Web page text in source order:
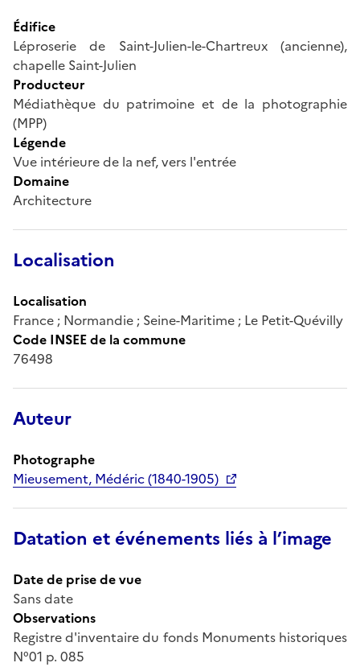
Édifice
Léproserie de Saint-Julien-le-Chartreux (ancienne),
chapelle Saint-Julien
Producteur
Médiathèque du patrimoine et de la photographie
(MPP)
Légende
Vue intérieure de la nef, vers l'entrée
Domaine
Architecture
Localisation
Localisation
France ; Normandie ; Seine-Maritime ; Le Petit-Quévilly
Code INSEE de la commune
76498
Auteur
Photographe
Mieusement, Médéric (1840-1905)
Datation et événements liés à l’image
Date de prise de vue
Sans date
Observations
Registre d'inventaire du fonds Monuments historiques
N°01 p. 085